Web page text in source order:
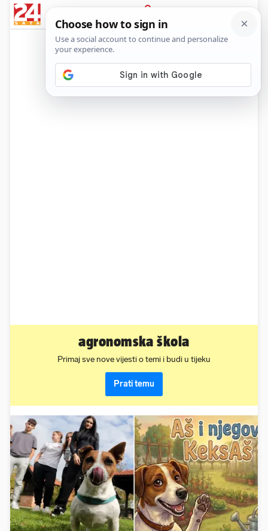
PRIJAVA
News
agronomska škola
Primaj sve nove vijesti o temi i budi u tijeku
Prati temu